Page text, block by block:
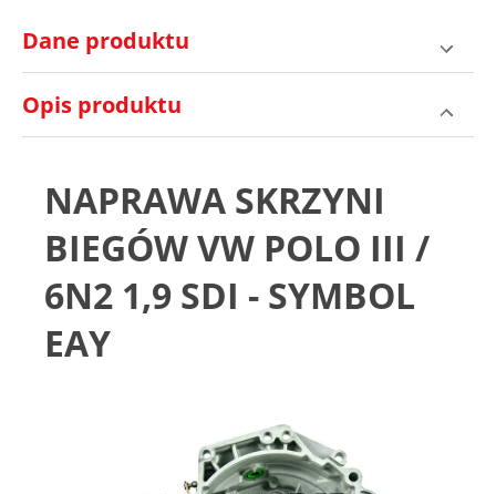
Dane produktu
Opis produktu
NAPRAWA SKRZYNI
BIEGÓW VW POLO III /
6N2 1,9 SDI - SYMBOL
EAY